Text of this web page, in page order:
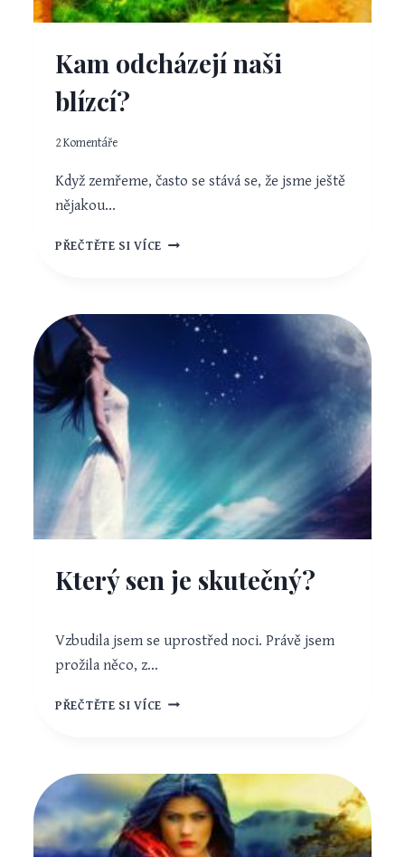
Kam odcházejí naši
blízcí?
2 Komentáře
Když zemřeme, často se stává se, že jsme ještě
nějakou…
PŘEČTĚTE SI VÍCE KAM
Který sen je skutečný?
Vzbudila jsem se uprostřed noci. Právě jsem
prožila něco, z…
PŘEČTĚTE SI VÍCE KTERÝ